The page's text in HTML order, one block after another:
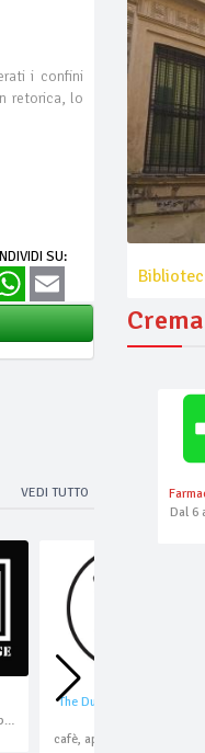
i confini
retorica, lo
SU:
WhatsApp
VEDI TUTTO
pub, cafè, aperitivo, hamburger, asporto, domicilio
The Duck Inn - La locanda
cafè, aperitivo, cocktail bar
Dal 6